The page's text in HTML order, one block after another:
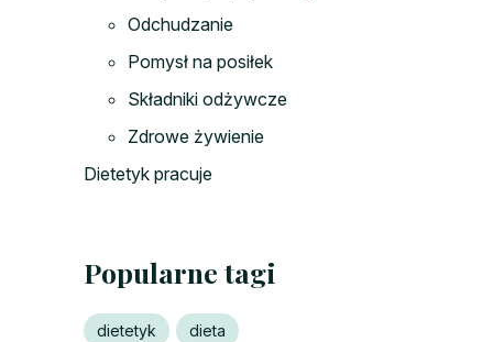
Odchudzanie
Pomysł na posiłek
Składniki odżywcze
Zdrowe żywienie
Dietetyk pracuje
Popularne tagi
dietetyk dieta